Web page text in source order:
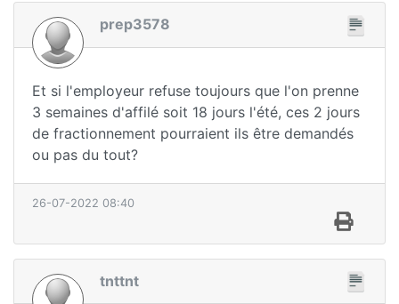
prep3578
Et si l'employeur refuse toujours que l'on prenne
3 semaines d'affilé soit 18 jours l'été, ces 2 jours
de fractionnement pourraient ils être demandés
ou pas du tout?
26-07-2022 08:40
tnttnt